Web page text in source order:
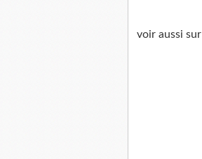
voir aussi